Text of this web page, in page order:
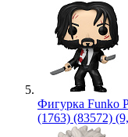
Фигурка Funko
(1763) (83572)